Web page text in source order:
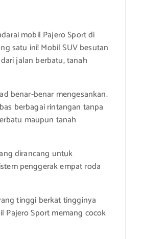
mobil Pajero Sport di
satu ini! Mobil SUV besutan
jalan berbatu, tanah
benar-benar mengesankan.
berbagai rintangan tanpa
maupun tanah
dirancang untuk
penggerak empat roda
tinggi berkat tingginya
Pajero Sport memang cocok